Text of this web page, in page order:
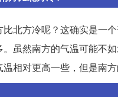
北方冷呢？这确实是一
虽然南方的气温可能不
相对更高一些，但是南